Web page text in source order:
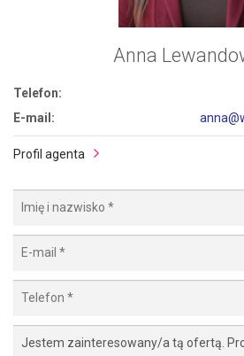
Anna
Telefon:
E-mail:
Profil agenta